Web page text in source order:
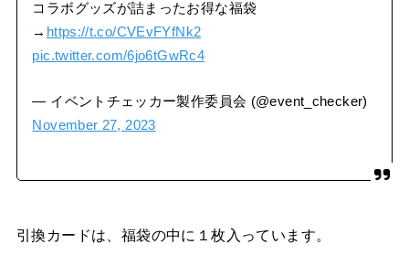
コラボグッズが詰まったお得な福袋
→ https://t.co/CVEvFYfNk2
pic.twitter.com/6jo6tGwRc4
— イベントチェッカー製作委員会 (@event_checker)
November 27, 2023
引換カードは、福袋の中に１枚入っています。